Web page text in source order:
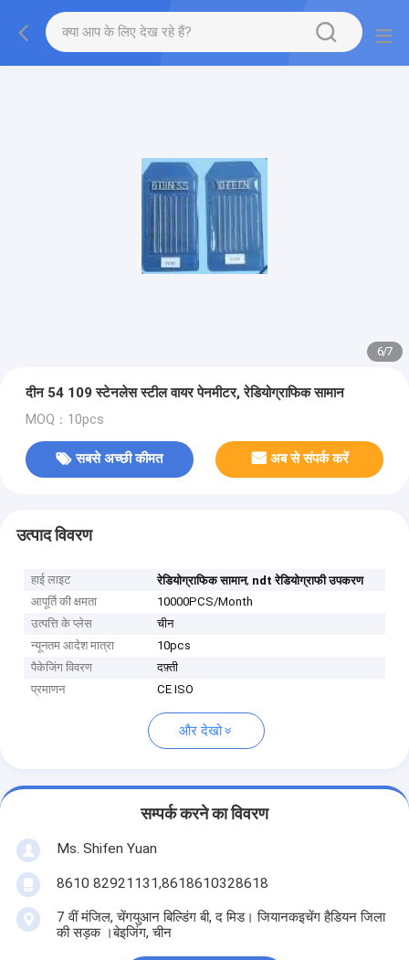
7/7
दीन 54 109 स्टेनलेस स्टील वायर पेनमीटर, रेडियोग्राफिक सामान
MOQ：10pcs
सबसे अच्छी कीमत अब से संपर्क करें
उत्पाद विवरण
हाई लाइट रेडियोग्राफिक सामान, ndt रेडियोग्राफी उपकरण
आपूर्ति की क्षमता
10000PCS/Month
उत्पत्ति के प्लेस
चीन
न्यूनतम आदेश मात्रा
10pcs
पैकेजिंग विवरण
दफ़्ती
प्रमाणन
CE ISO
और देखो
सम्पर्क करने का विवरण
Ms. Shifen Yuan
8610 82921131,8618610328618
7 वीं मंजिल, चेंगयुआन बिल्डिंग बी, द मिड। जियानकइचेंग हैडियन जिला
की सड़क ।बेइजिंग, चीन